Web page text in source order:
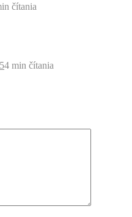
čítania
4 min čítania